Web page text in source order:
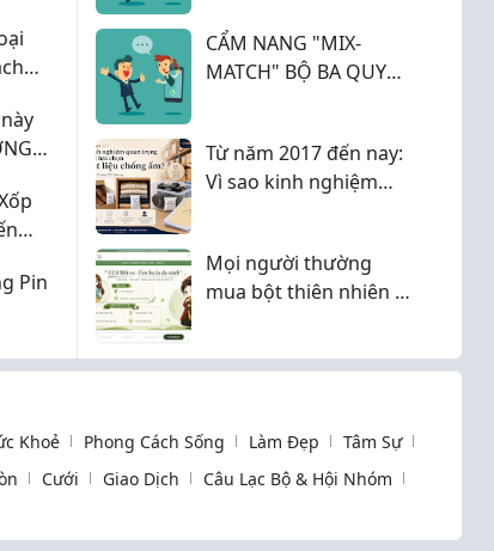
Pin
xưởng
CẨM NANG "MIX-
MATCH" BỘ BA QUYỀN
Từ năm 2017 đến nay:
Vì sao kinh nghiệm
ẩm?
Mọi người thường
mua bột thiên nhiên ở
Khoẻ Phong Cách Sống Làm Đẹp
Tâm Sự
Cưới Giao Dịch
Câu Lạc Bộ & Hội Nhóm